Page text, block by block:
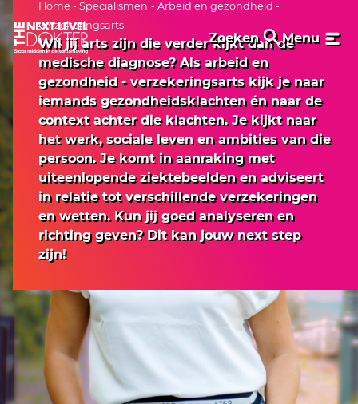
Zoeken Menu
Home - Specialismen - Arbeid en gezondheid -
verzekeringsarts
Wil jij arts zijn die verder kijkt dan de
medische diagnose? Als arbeid en
gezondheid - verzekeringsarts kijk je naar
iemands gezondheidsklachten én naar de
context achter die klachten. Je kijkt naar
het werk, sociale leven en ambities van die
persoon. Je komt in aanraking met
uiteenlopende ziektebeelden en adviseert
in relatie tot verschillende verzekeringen
en wetten. Kun jij goed analyseren en
richting geven? Dit kan jouw next step
zijn!